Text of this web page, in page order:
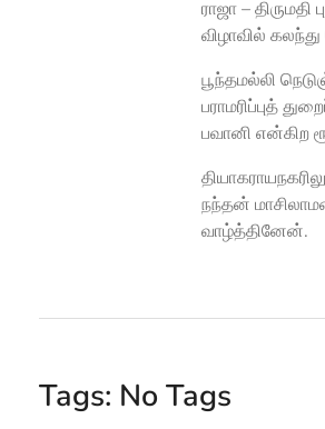
ராஜா –
விழாவில்
பூந்தமல்லி
பராமரிப்புத்
பவானி என்கிற
நந்தன்
வாழ்த்தினேன்.
Tags: No Tags